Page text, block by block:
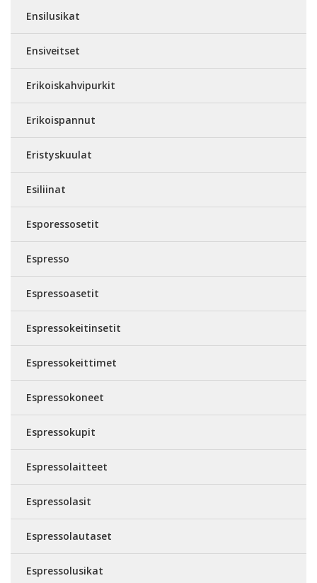
Ensilusikat
Ensiveitset
Erikoiskahvipurkit
Erikoispannut
Eristyskuulat
Esiliinat
Esporessosetit
Espresso
Espressoasetit
Espressokeitinsetit
Espressokeittimet
Espressokoneet
Espressokupit
Espressolaitteet
Espressolasit
Espressolautaset
Espressolusikat